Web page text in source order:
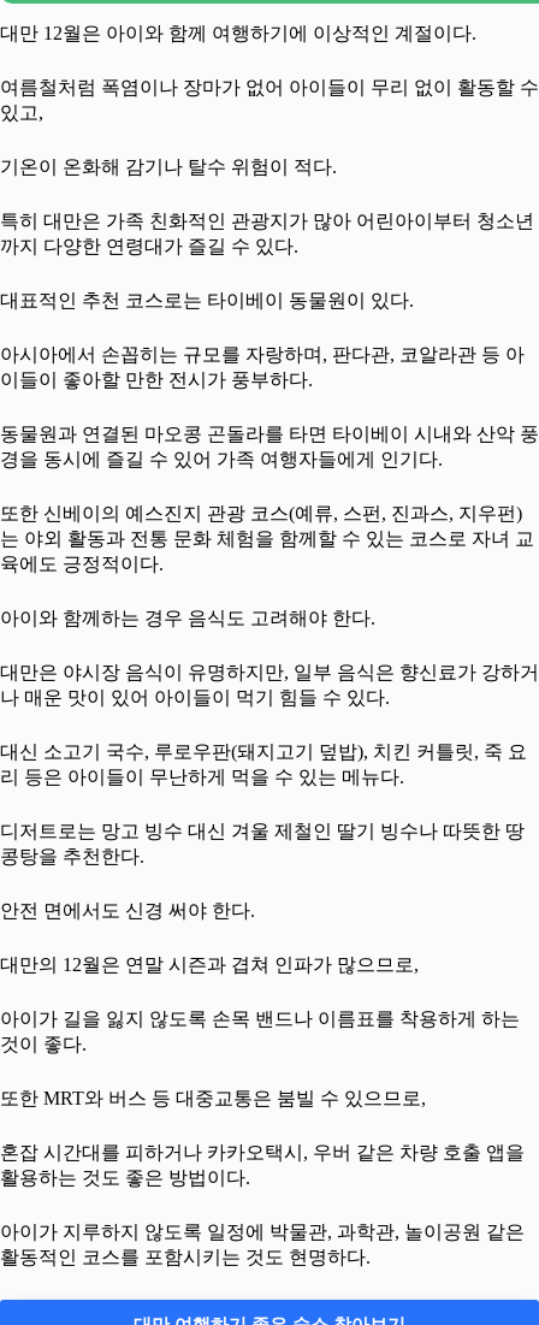
대만 12월은 아이와 함께 여행하기에 이상적인 계절이다.
여름철처럼 폭염이나 장마가 없어 아이들이 무리 없이 활동할 수
있고,
기온이 온화해 감기나 탈수 위험이 적다.
특히 대만은 가족 친화적인 관광지가 많아 어린아이부터 청소년
까지 다양한 연령대가 즐길 수 있다.
대표적인 추천 코스로는 타이베이 동물원이 있다.
아시아에서 손꼽히는 규모를 자랑하며, 판다관, 코알라관 등 아
이들이 좋아할 만한 전시가 풍부하다.
동물원과 연결된 마오콩 곤돌라를 타면 타이베이 시내와 산악 풍
경을 동시에 즐길 수 있어 가족 여행자들에게 인기다.
또한 신베이의 예스진지 관광 코스(예류, 스펀, 진과스, 지우펀)
는 야외 활동과 전통 문화 체험을 함께할 수 있는 코스로 자녀 교
육에도 긍정적이다.
아이와 함께하는 경우 음식도 고려해야 한다.
대만은 야시장 음식이 유명하지만, 일부 음식은 향신료가 강하거
나 매운 맛이 있어 아이들이 먹기 힘들 수 있다.
대신 소고기 국수, 루로우판(돼지고기 덮밥), 치킨 커틀릿, 죽 요
리 등은 아이들이 무난하게 먹을 수 있는 메뉴다.
디저트로는 망고 빙수 대신 겨울 제철인 딸기 빙수나 따뜻한 땅
콩탕을 추천한다.
안전 면에서도 신경 써야 한다.
대만의 12월은 연말 시즌과 겹쳐 인파가 많으므로,
아이가 길을 잃지 않도록 손목 밴드나 이름표를 착용하게 하는
것이 좋다.
또한 MRT와 버스 등 대중교통은 붐빌 수 있으므로,
혼잡 시간대를 피하거나 카카오택시, 우버 같은 차량 호출 앱을
활용하는 것도 좋은 방법이다.
아이가 지루하지 않도록 일정에 박물관, 과학관, 놀이공원 같은
활동적인 코스를 포함시키는 것도 현명하다.